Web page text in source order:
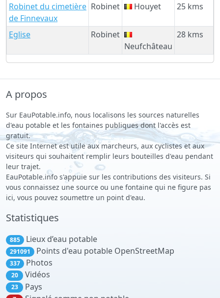
Robinet du cimetière
de Finnevaux
Robinet Houyet 25 kms
Eglise
Robinet
Neufchâteau
28 kms
A propos
Sur EauPotable.info, nous localisons les sources naturelles
d'eau potable et les fontaines publiques dont l'accès est
gratuit.
Ce site Internet est utile aux marcheurs, aux cyclistes et aux
visiteurs qui souhaitent remplir leurs bouteilles d'eau pendant
leur trajet.
EauPotable.info s'appuie sur les contributions des visiteurs. Si
vous connaissez une source ou une fontaine qui ne figure pas
ici, vous pouvez soumettre un point d'eau.
Statistiques
885 Lieux d’eau potable
291091 Points d'eau potable OpenStreetMap
337 Photos
20 Vidéos
23 Pays